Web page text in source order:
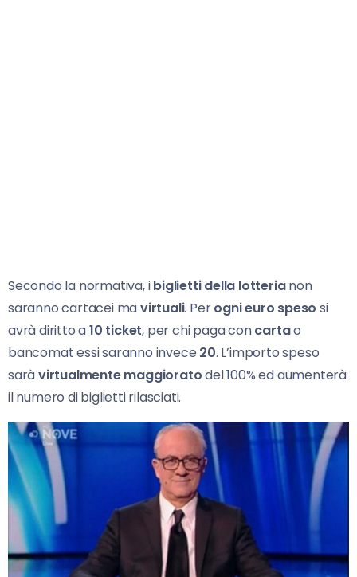
Secondo la normativa, ibiglietti della lotterianon
saranno cartacei mavirtuali. Perogni euro speso si
avrà diritto a10 ticket, per chi paga concartao
bancomat essi saranno invece 20. L’importo speso
saràvirtualmente maggioratodel 100% ed aumenterà
il numero di biglietti rilasciati.